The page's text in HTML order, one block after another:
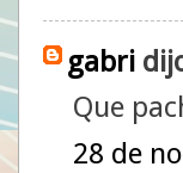
gabri
Que
28 de